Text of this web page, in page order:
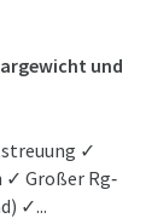
und
✓
Großer Rg‑
✓...